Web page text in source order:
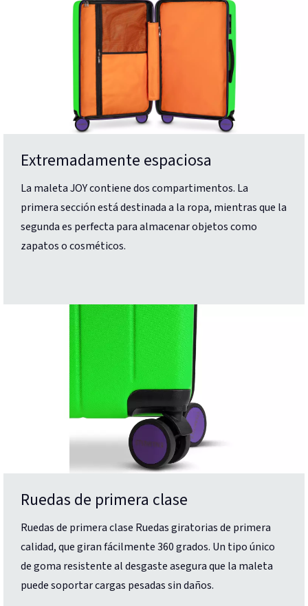
Extremadamente espaciosa
La maleta JOY contiene dos compartimentos. La
primera sección está destinada a la ropa, mientras que la
segunda es perfecta para almacenar objetos como
zapatos o cosméticos.
Ruedas de primera clase
Ruedas de primera clase Ruedas giratorias de primera
calidad, que giran fácilmente 360 grados. Un tipo único
de goma resistente al desgaste asegura que la maleta
puede soportar cargas pesadas sin daños.